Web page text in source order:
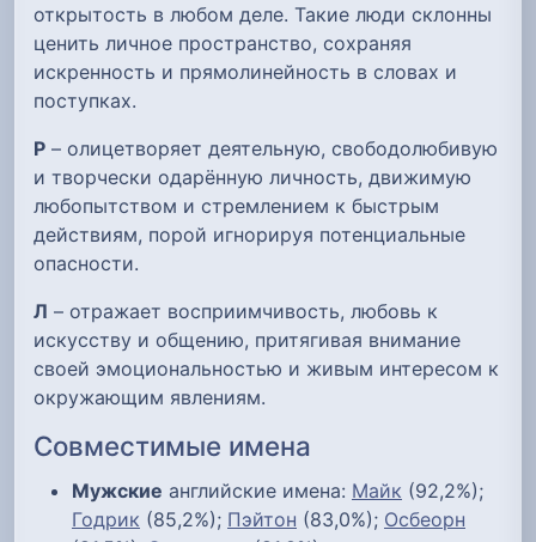
открытость в любом деле. Такие люди склонны
ценить личное пространство, сохраняя
искренность и прямолинейность в словах и
поступках.
Р – олицетворяет деятельную, свободолюбивую
и творчески одарённую личность, движимую
любопытством и стремлением к быстрым
действиям, порой игнорируя потенциальные
опасности.
Л – отражает восприимчивость, любовь к
искусству и общению, притягивая внимание
своей эмоциональностью и живым интересом к
окружающим явлениям.
Совместимые имена
Мужские английские имена: Майк (92,2%);
Годрик (85,2%); Пэйтон (83,0%); Осбеорн